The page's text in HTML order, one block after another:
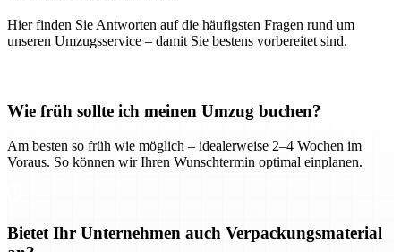
Hier finden Sie Antworten auf die häufigsten Fragen rund um
unseren Umzugsservice – damit Sie bestens vorbereitet sind.
Wie früh sollte ich meinen Umzug buchen?
Am besten so früh wie möglich – idealerweise 2–4 Wochen im
Voraus. So können wir Ihren Wunschtermin optimal einplanen.
Bietet Ihr Unternehmen auch Verpackungsmaterial